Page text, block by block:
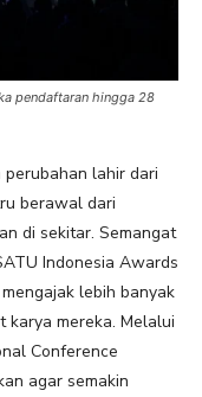
pendaftaran hingga 28
perubahan lahir dari
berawal dari
di sekitar. Semangat
Indonesia Awards
lebih banyak
karya mereka. Melalui
Conference
agar semakin